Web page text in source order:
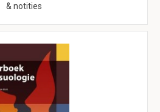
& notities